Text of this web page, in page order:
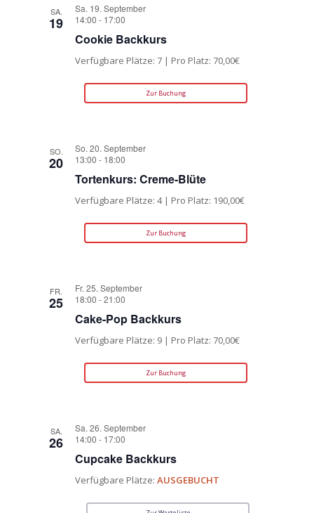
SA.
19
Sa. 19. September
14:00 - 17:00
Cookie Backkurs
Verfügbare Plätze: 7 | Pro Platz: 70,00€
Zur Buchung
SO.
20
So. 20. September
13:00 - 18:00
Tortenkurs: Creme-Blüte
Verfügbare Plätze: 4 | Pro Platz: 190,00€
Zur Buchung
FR.
25
Fr. 25. September
18:00 -21:00
Cake-Pop Backkurs
Verfügbare Plätze: 9 | Pro Platz: 70,00€
Zur Buchung
SA.
26
Sa. 26. September
14:00 - 17:00
Cupcake Backkurs
Verfügbare Plätze:AUSGEBUCHT